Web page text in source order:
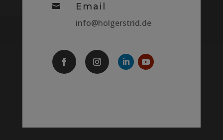

Email
info@holgerstrid.de